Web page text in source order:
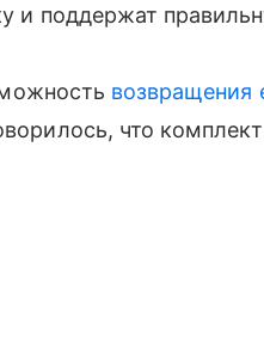
и поддержат
что